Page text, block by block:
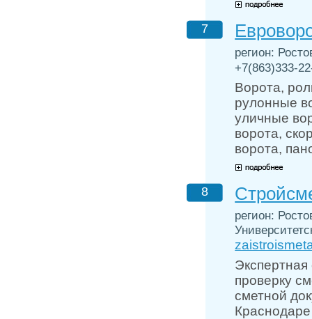
7
регион:
+7(863)333-
Ворота,
рулонные
уличные
ворота,
ворота,
8
регион:
проверку
сметной